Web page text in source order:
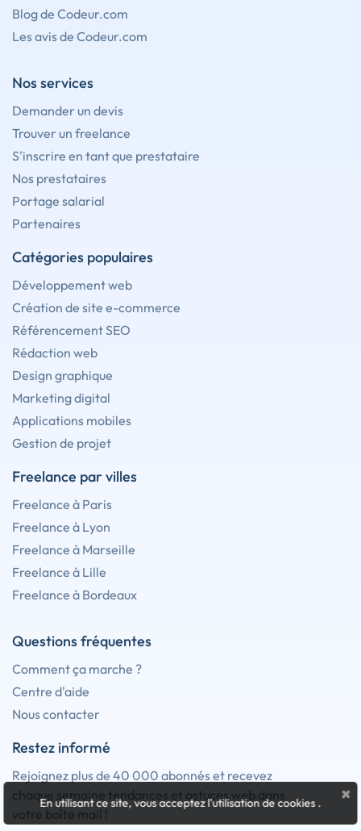
Blog de Codeur.com
Les avis de Codeur.com
Nos services
Demander un devis
Trouver un freelance
S'inscrire en tant que prestataire
Nos prestataires
Portage salarial
Partenaires
Catégories populaires
Développement web
Création de site e-commerce
Référencement SEO
Rédaction web
Design graphique
Marketing digital
Applications mobiles
Gestion de projet
Freelance par villes
Freelance à Paris
Freelance à Lyon
Freelance à Marseille
Freelance à Lille
Freelance à Bordeaux
Questions fréquentes
Comment ça marche ?
Centre d'aide
Nous contacter
Restez informé
Rejoignez plus de 40 000 abonnés et recevez
chaque semaine tendances et astuces web dans
votre boîte mail !
×
En utilisant ce site, vous acceptez l'utilisation de cookies.